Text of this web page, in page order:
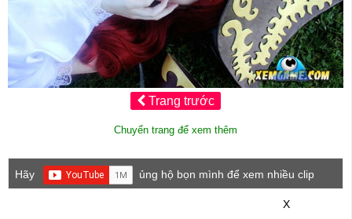
Trang trước
Chuyển trang để xem thêm
Hãy
ủng hộ bọn mình để xem nhiều clip
X